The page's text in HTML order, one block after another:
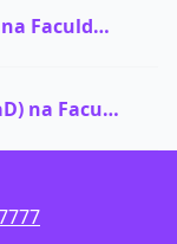
é a escolha
o Teste
Ver todas as vagas de Graduação na Faculdade Pitágoras
Ver todas as vagas A distância (EaD) na Faculdade Pitágoras